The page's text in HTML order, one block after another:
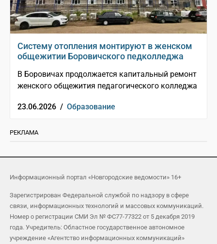
Систему отопления монтируют в женском
общежитии Боровичского педколледжа
В Боровичах продолжается капитальный ремонт
женского общежития педагогического колледжа
23.06.2026 / Образование
РЕКЛАМА
Информационный портал «Новгородские ведомости» 16+
Зарегистрирован Федеральной службой по надзору в сфере
связи, информационных технологий и массовых коммуникаций.
Номер о регистрации СМИ Эл № ФС77-77322 от 5 декабря 2019
года. Учредитель: Областное государственное автономное
учреждение «Агентство информационных коммуникаций»